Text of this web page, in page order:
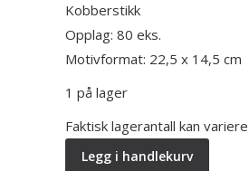
Kobberstikk
Opplag: 80 eks.
Motivformat: 22,5 x 14,5 cm
1 på lager
Faktisk lagerantall kan
Legg i handlekurv